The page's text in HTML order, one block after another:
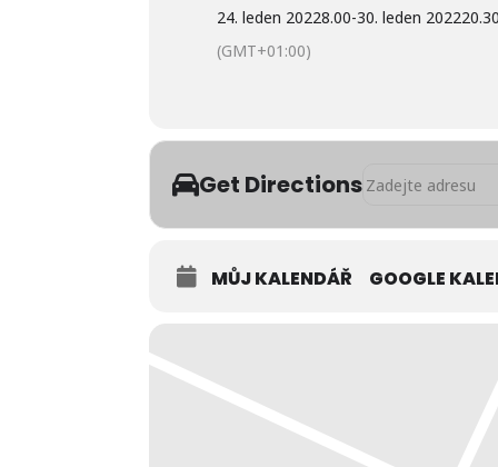
24. leden 20228.00-30. leden 2022
(GMT+01:00)
Get Directions Address - Rozpis
MŮJ KALENDÁŘ GOOGLE